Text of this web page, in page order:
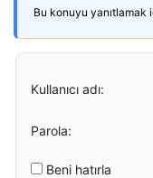
Bu konuyu yanıtlamak
Kullanıcı adı:
Parola:
Beni hatırla